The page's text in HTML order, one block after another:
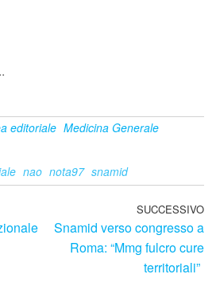
editoriale Medicina Generale
nao nota97 snamid
SUCCESSIVO
Snamid verso congresso a
Roma: “Mmg fulcro cure
territoriali”